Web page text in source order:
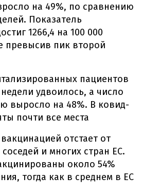
на 49%, по сравнению
Показатель
1266,4 на 100 000
превысив пик второй
пациентов
удвоилось, а число
выросло на 48%. В ковид-
почти все места
отстает от
и многих стран ЕС.
около 54%
тогда как в среднем в ЕС